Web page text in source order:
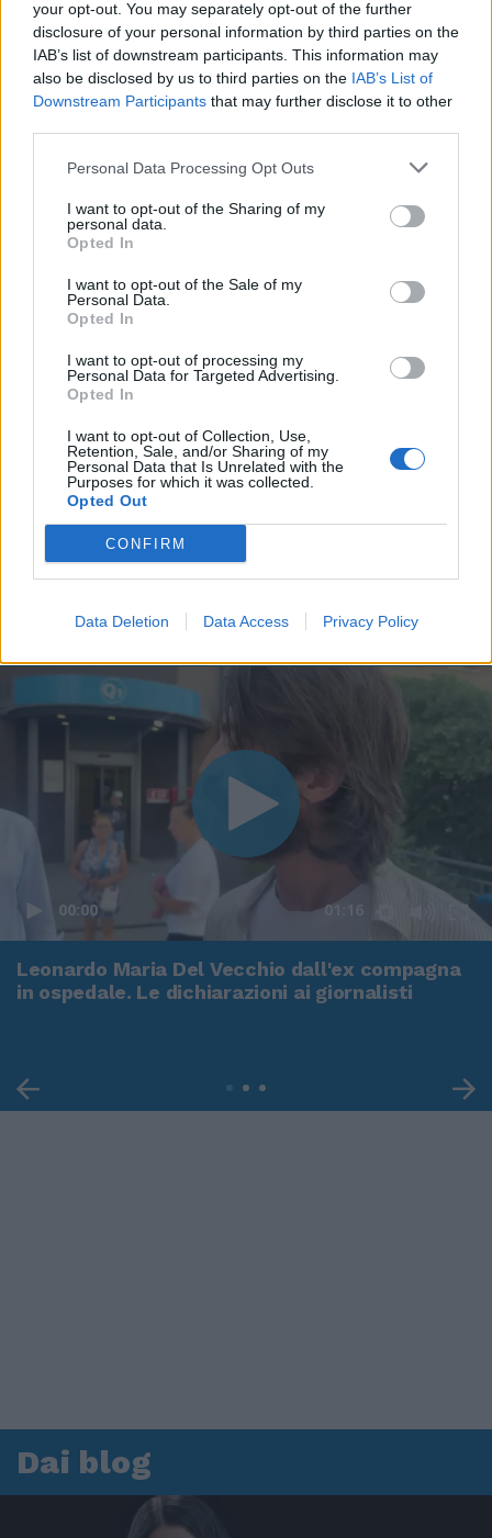
your opt-out. You may separately opt-out of the further
disclosure of your personal information by third parties on the
IAB’s list of downstream participants. This information may
also be disclosed by us to third parties on the IAB’s List of
Downstream Participants that may further disclose it to other
Personal Data Processing Opt Outs
I want to opt-out of the Sharing of my
personal data.
Opted In
I want to opt-out of the Sale of my
Personal Data.
Opted In
I want to opt-out of processing my
Personal Data for Targeted Advertising.
Opted In
I want to opt-out of Collection, Use,
Retention, Sale, and/or Sharing of my
Personal Data that Is Unrelated with the
Purposes for which it was collected.
Opted Out
CONFIRM
Data Deletion Data Access Privacy Policy
00:00 01:16
Leonardo Maria Del Vecchio dall'ex compagna
in ospedale. Le dichiarazioni ai giornalisti
Dai blog